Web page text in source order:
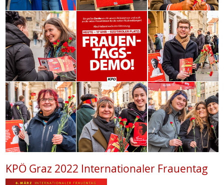
KPÖ Graz 2022 Internationaler Frauentag